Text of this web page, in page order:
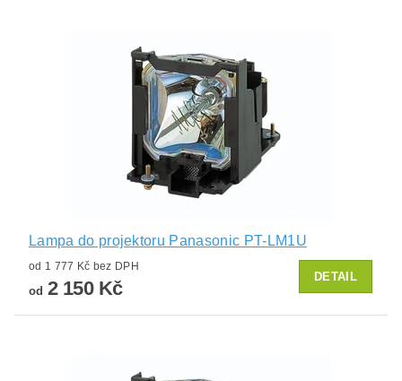
Lampa do projektoru Panasonic PT-LM1U
od 1 777 Kč bez DPH
od 2 150 Kč
DETAIL